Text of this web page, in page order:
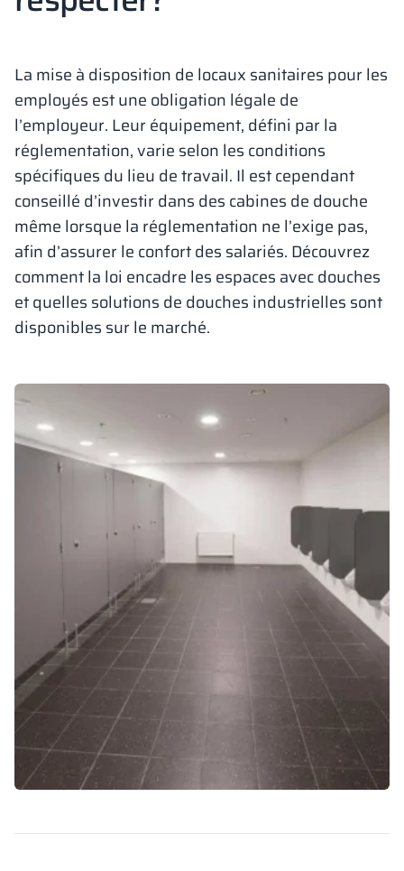
Bancs et
Serrures pour
Lamelles
Services
Matériaux et
Galerie de
La mise à disposition de locaux sanitaires pour les
employés est une obligation légale de
l’employeur. Leur équipement, défini par la
réglementation, varie selon les conditions
spécifiques du lieu de travail. Il est cependant
conseillé d’investir dans des cabines de douche
même lorsque la réglementation ne l’exige pas,
afin d’assurer le confort des salariés. Découvrez
comment la loi encadre les espaces avec douches
et quelles solutions de douches industrielles sont
disponibles sur le marché.